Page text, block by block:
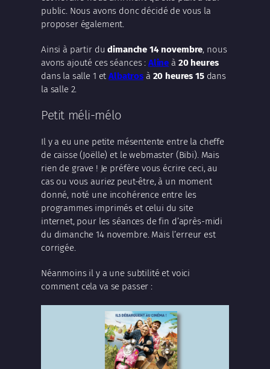
public. Nous avons donc décidé de vous la
proposer également.
Ainsi à partir dudimanche 14 novembre, nous
avons ajouté ces séances : Aline à 20 heures
dans la salle 1 etAlbatrosà 20 heures 15dans
la salle 2.
Petit méli-mélo
Il y a eu une petite mésentente entre la cheffe
de caisse (Joëlle) et le webmaster (Bibi). Mais
rien de grave ! Je préfère vous écrire ceci, au
cas ou vous auriez peut-être, à un moment
donné, noté une incohérence entre les
programmes imprimés et celui du site
internet, pour les séances de fin d’après-midi
du dimanche 14 novembre. Mais l’erreur est
corrigée.
Néanmoins il y a une subtilité et voici
comment cela va se passer :